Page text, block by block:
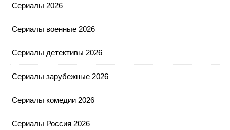
Сериалы 2026
Сериалы военные 2026
Сериалы детективы 2026
Сериалы зарубежные 2026
Сериалы комедии 2026
Сериалы Россия 2026